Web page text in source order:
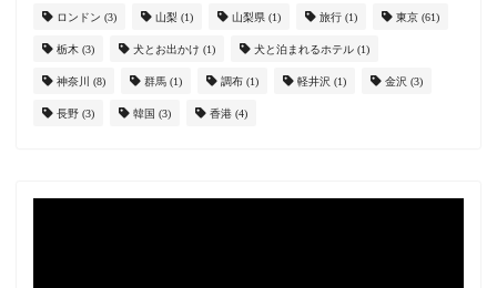
ロンドン (3) 山梨 (1) 山梨県 (1) 旅行 (1) 東京 (61)
栃木 (3) 犬とお出かけ (1) 犬と泊まれるホテル (1)
神奈川 (8) 群馬 (1) 調布 (1) 軽井沢 (1) 金沢 (3)
長野 (3) 韓国 (3) 香港 (4)